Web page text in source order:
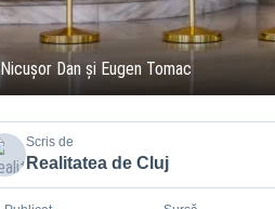
Nicușor Dan și Eugen Tomac
Scris de
Realitatea de Cluj